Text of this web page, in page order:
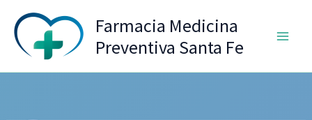
contenido
Farmacia Medicina
Preventiva Santa Fe